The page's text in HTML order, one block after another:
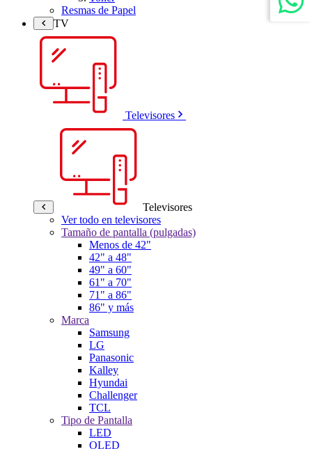
Resmas de Papel
TV
Televisores
Televisores
Ver todo en televisores
Tamaño de pantalla (pulgadas)
Menos de 42"
42" a 48"
49" a 60"
61" a 70"
71" a 86"
86" y más
Marca
Samsung
LG
Panasonic
Kalley
Hyundai
Challenger
TCL
Tipo de Pantalla
LED
OLED